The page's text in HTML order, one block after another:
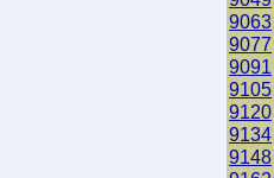
9063
9077
9091
9105
9120
9134
9148